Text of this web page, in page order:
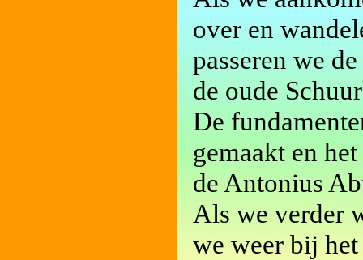
over en
passeren we
de oude
De
gemaakt en
de Antonius
Als we verder
we weer bij